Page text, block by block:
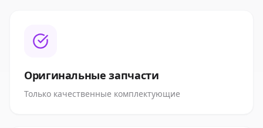
Оригинальные запчасти
Только качественные комплектующие